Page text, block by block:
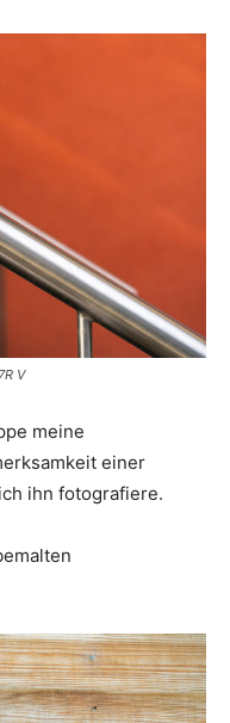
V
meine
einer
ihn fotografiere.